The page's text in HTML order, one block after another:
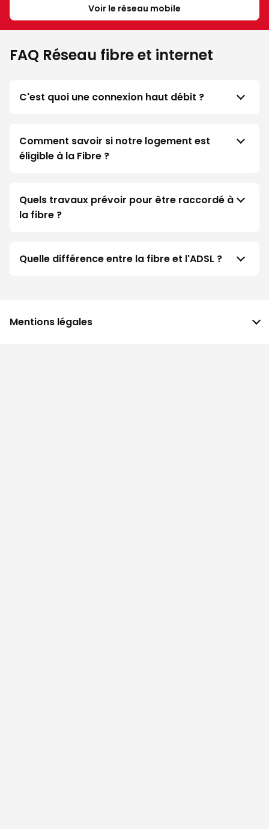
Voir le réseau mobile
FAQ Réseau fibre et internet
C'est quoi une connexion haut débit ?
Comment savoir si notre logement est
éligible à la Fibre ?
Quels travaux prévoir pour être raccordé à
la fibre ?
Quelle différence entre la fibre et l'ADSL ?
Mentions légales